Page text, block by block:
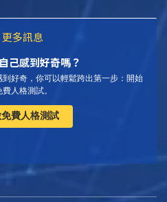
更多訊息
己感到好奇嗎？
到好奇，你可以輕鬆跨出第一步：開始
人格測試。
費人格測試